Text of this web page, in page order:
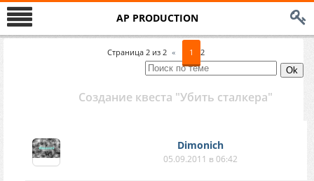
AP PRODUCTION
Страница 2 из 2 « 1 2
Создание квеста "Убить сталкера"
Dimonich
05.09.2011 в 06:42